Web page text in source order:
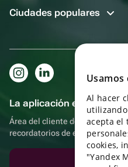
Ciudades populares
La aplicación es aún
Área del cliente del
recordatorios de eventos
Usamos
Al hacer
acepta el
cookies,
"Yandex